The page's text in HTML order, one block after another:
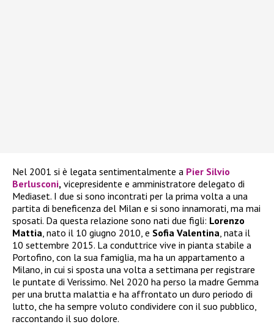
Nel 2001 si è legata sentimentalmente a Pier Silvio
Berlusconi, vicepresidente e amministratore delegato di
Mediaset. I due si sono incontrati per la prima volta a una
partita di beneficenza del Milan e si sono innamorati, ma mai
sposati. Da questa relazione sono nati due figli: Lorenzo
Mattia , nato il 10 giugno 2010, e Sofia Valentina , nata il
10 settembre 2015. La conduttrice vive in pianta stabile a
Portofino, con la sua famiglia, ma ha un appartamento a
Milano, in cui si sposta una volta a settimana per registrare
le puntate di Verissimo. Nel 2020 ha perso la madre Gemma
per una brutta malattia e ha affrontato un duro periodo di
lutto, che ha sempre voluto condividere con il suo pubblico,
raccontando il suo dolore.